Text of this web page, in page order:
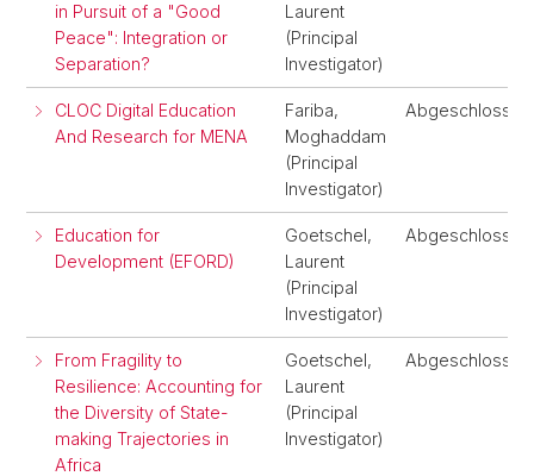
in Pursuit of a "Good
Peace": Integration or
Separation?
Laurent
(Principal
Investigator)
CLOC Digital Education
And Research for MENA
Fariba,
Moghaddam
(Principal
Investigator)
Abgeschlossen
Education for
Development (EFORD)
Goetschel,
Laurent
(Principal
Investigator)
Abgeschlossen
From Fragility to
Resilience: Accounting for
the Diversity of State-
making Trajectories in
Africa
Goetschel,
Laurent
(Principal
Investigator)
Abgeschlossen